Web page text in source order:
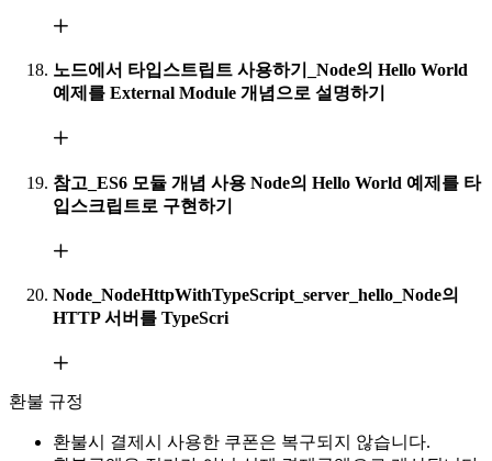
노드에서 타입스트립트 사용하기_Node의 Hello World
예제를 External Module 개념으로 설명하기
참고_ES6 모듈 개념 사용 Node의 Hello World 예제를 타
입스크립트로 구현하기
Node_NodeHttpWithTypeScript_server_hello_Node의
HTTP 서버를 TypeScri
환불 규정
환불시 결제시 사용한 쿠폰은 복구되지 않습니다.